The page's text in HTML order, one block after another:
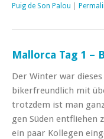
Puig de Son Palou
Mallorca Tag 1 –
Der Winter war
bikerfreundlich mit
trotzdem ist man
gen Süden entfliehen
ein paar Kollegen